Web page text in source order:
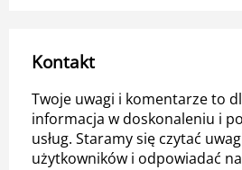
Kontakt
Twoje uwagi i komentarze to
informacja w doskonaleniu i
usług. Staramy się czytać
użytkowników i odpowiadać